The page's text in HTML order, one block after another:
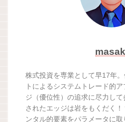
株式投資を専業として早17年
トによるシステムトレード的
ジ（優位性）の追求に尽力し
されたエッジは岩をもくだく
ンタル的要素をパラメータに